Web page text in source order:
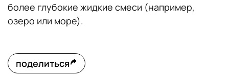
более глубокие жидкие смеси (например,
озеро или море).
поделиться